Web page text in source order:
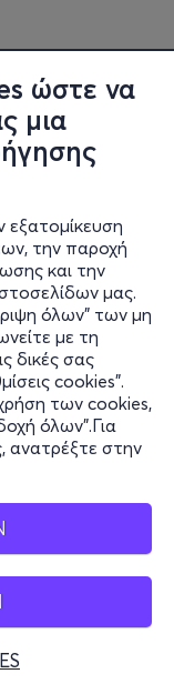
ώστε να
μια
την παροχή
και την
μας.
όλων" των μη
με τη
δικές σας
cookies".
των cookies,
όλων".Για
ανατρέξτε στην